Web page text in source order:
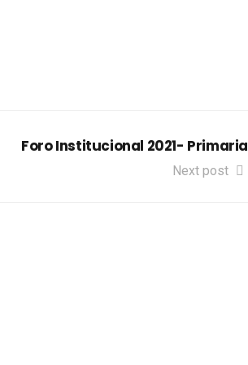
Foro Institucional 2021- Primaria
Next post